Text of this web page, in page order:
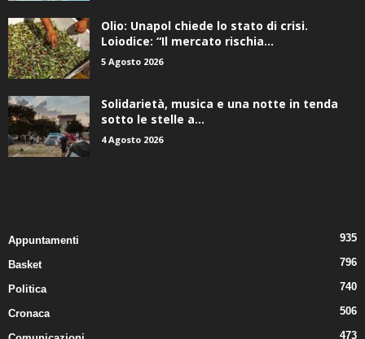
Olio: Unapol chiede lo stato di crisi.
Loiodice: “Il mercato rischia...
5 Agosto 2026
Solidarietà, musica e una notte in tenda
sotto le stelle a...
4 Agosto 2026
Appuntamenti 935
Basket 796
Politica 740
Cronaca 506
473